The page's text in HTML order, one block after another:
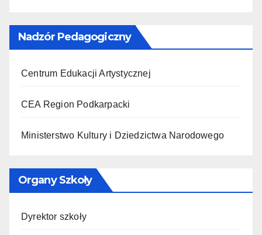
Nadzór Pedagogiczny
Centrum Edukacji Artystycznej
CEA Region Podkarpacki
Ministerstwo Kultury i Dziedzictwa Narodowego
Organy Szkoły
Dyrektor szkoły